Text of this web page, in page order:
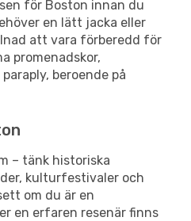
för Boston innan du
en lätt jacka eller
att vara förberedd för
promenadskor,
beroende på
– tänk historiska
kulturfestivaler och
om du är en
en erfaren resenär finns